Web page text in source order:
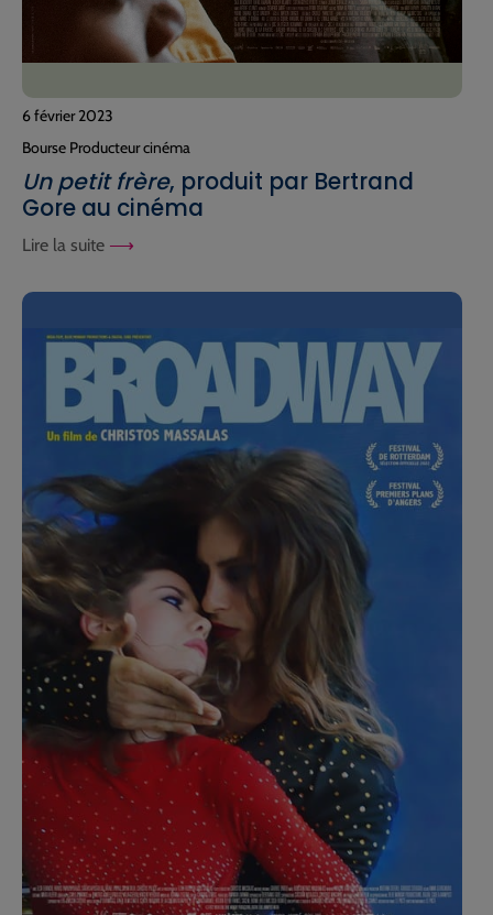
6 février 2023
Bourse Producteur cinéma
Un petit frère, produit par Bertrand
Gore au cinéma
Lire la suite